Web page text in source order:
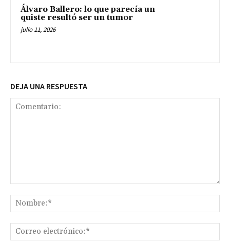
Álvaro Ballero: lo que parecía un
quiste resultó ser un tumor
julio 11, 2026
DEJA UNA RESPUESTA